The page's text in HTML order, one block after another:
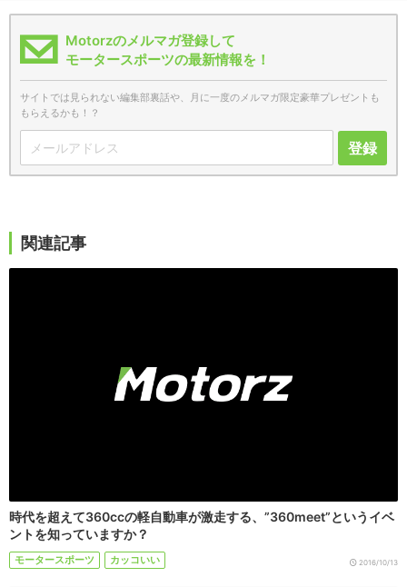
Motorzのメルマガ登録して
モータースポーツの最新情報を！
サイトでは見られない編集部裏話や、月に一度のメルマガ限定豪華プレゼントも
もらえるかも！？
登録
関連記事
時代を超えて360ccの軽自動車が激走する、”360meet”というイベ
ントを知っていますか？
モータースポーツ カッコいい 2016/10/13